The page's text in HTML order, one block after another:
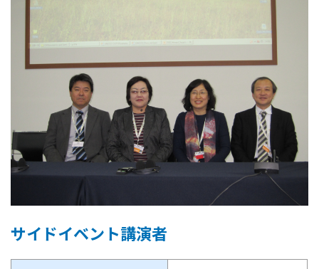
サイドイベント講演者